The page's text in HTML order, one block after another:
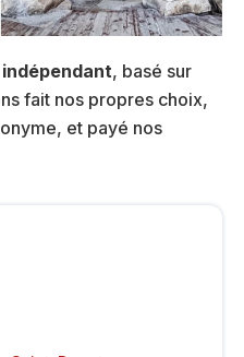
indépendant, basé sur
fait nos propres choix,
et payé nos